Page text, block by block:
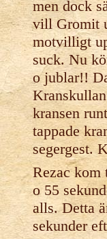
men dock
vill Gromit
motvilligt
suck. Nu
o jublar!!
kransen
tappade
segergest.
Rezac kom
o 55
alls. Detta
sekunder